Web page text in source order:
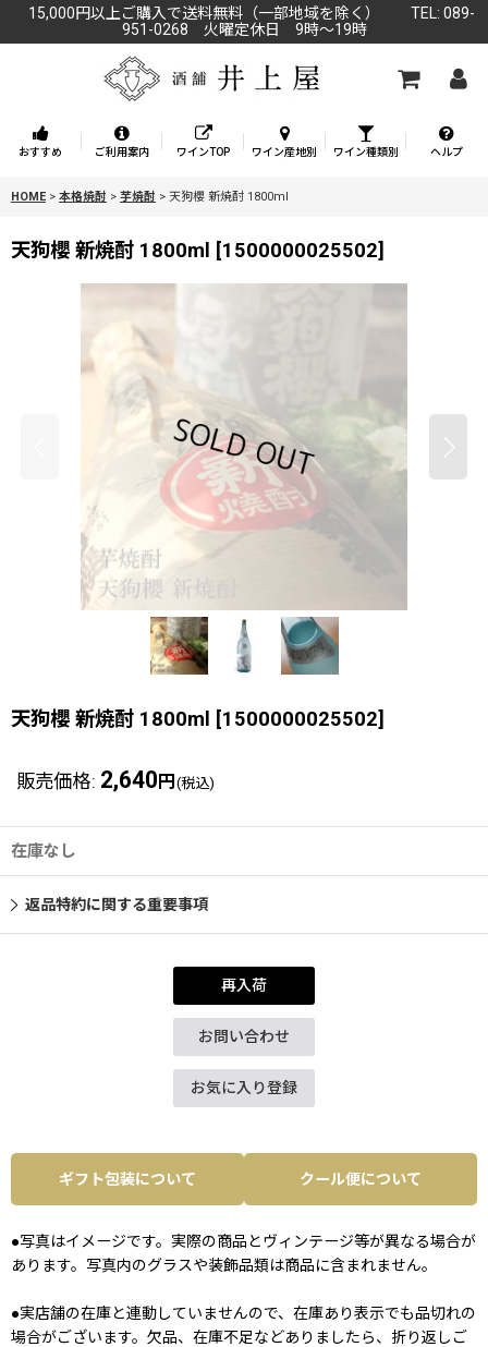
15,000円以上ご購入で送料無料（一部地域を除く） TEL: 089-
951-0268 火曜定休日 9時～19時
おすすめ ご利用案内 ワインTOP ワイン産地別 ワイン種類別 ヘルプ
HOME > 本格焼酎 > 芋焼酎 > 天狗櫻 新焼酎 1800ml
天狗櫻 新焼酎 1800ml [1500000025502]
天狗櫻 新焼酎 1800ml [1500000025502]
販売価格: 2,640 円 (税込)
在庫なし
返品特約に関する重要事項
再入荷
お問い合わせ
お気に入り登録
ギフト包装について クール便について
●写真はイメージです。実際の商品とヴィンテージ等が異なる場合が
あります。写真内のグラスや装飾品類は商品に含まれません。
●実店舗の在庫と連動していませんので、在庫あり表示でも品切れの
場合がございます。欠品、在庫不足などありましたら、折り返しご